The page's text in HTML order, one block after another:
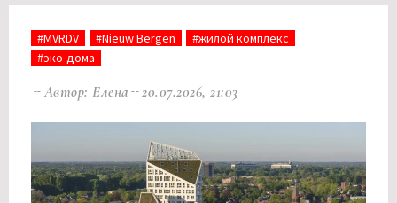
#MVRDV #Nieuw Bergen
#жилой комплекс
#эко-дома
Автор: Елена 20.07.2026, 21:03